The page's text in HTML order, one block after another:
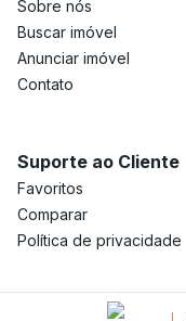
Sobre nós
Buscar imóvel
Anunciar imóvel
Contato
Suporte ao Cliente
Favoritos
Comparar
Política de privacidade